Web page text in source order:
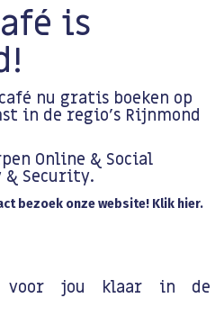
is
nu gratis boeken op
in de regio's Rijnmond
Online & Social
& Security.
bezoek onze website! Klik hier.
voor jou klaar in de